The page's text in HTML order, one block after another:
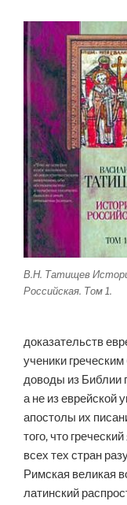
В.Н. Татищев
Российская. Том 1.
доказательств
ученики
доводы из Библии
а не из еврейской
апостолы их
того, что
всех тех стран
Римская великая
латинский